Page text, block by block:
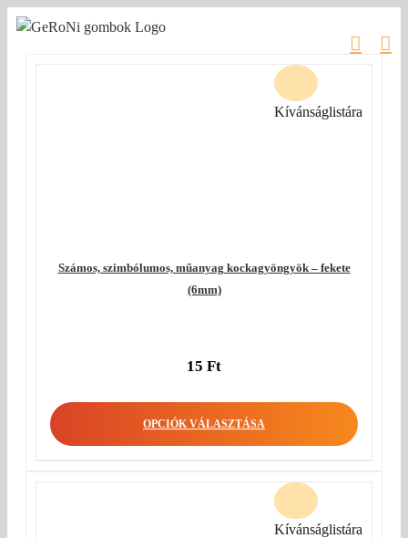
Kihagyás
Számos, szimbólumos, műanyag kockagyöngyök – fekete
(6mm)
15 Ft
OPCIÓK VÁLASZTÁSA
Kívánságlistára
Kívánságlistára